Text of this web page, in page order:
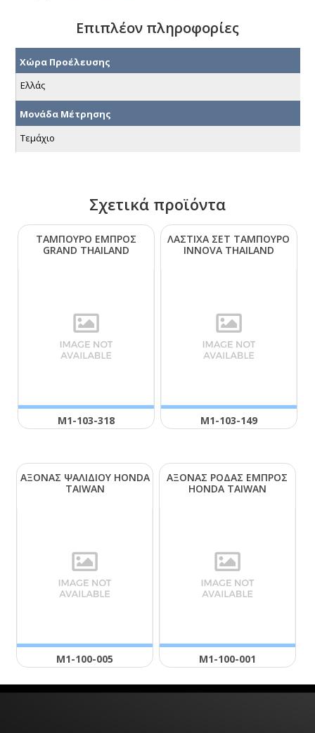
Επιπλέον πληροφορίες
Χώρα Προέλευσης
Ελλάς
Μονάδα Μέτρησης
Τεμάχιο
Σχετικά προϊόντα
ΤΑΜΠΟΥΡΟ ΕΜΠΡΟΣ
GRΑΝD ΤΗΑΙLΑΝD
Μ1-103-318
ΛΑΣΤΙΧΑ ΣΕΤ ΤΑΜΠΟΥΡΟ
ΙΝΝΟVΑ ΤΗΑΙLΑΝD
Μ1-103-149
ΑΞΟΝΑΣ ΨΑΛΙΔΙΟΥ ΗΟΝDΑ
ΤΑΙWΑΝ
Μ1-100-005
ΑΞΟΝΑΣ ΡΟΔΑΣ ΕΜΠΡΟΣ
ΗΟΝDΑ ΤΑΙWΑΝ
Μ1-100-001